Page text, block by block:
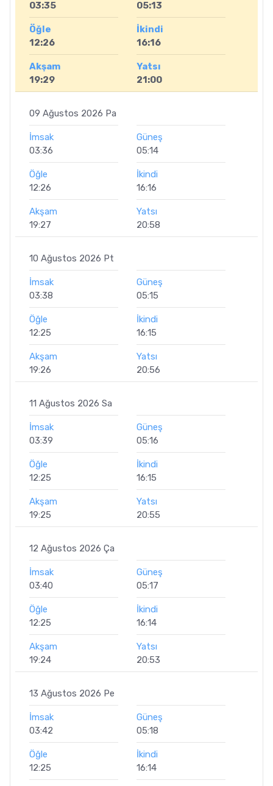
03:35
05:13
Öğle
12:26
İkindi
16:16
Akşam
19:29
Yatsı
21:00
09 Ağustos 2026 Pa
İmsak
03:36
Güneş
05:14
Öğle
12:26
İkindi
16:16
Akşam
19:27
Yatsı
20:58
10 Ağustos 2026 Pt
İmsak
03:38
Güneş
05:15
Öğle
12:25
İkindi
16:15
Akşam
19:26
Yatsı
20:56
11 Ağustos 2026 Sa
İmsak
03:39
Güneş
05:16
Öğle
12:25
İkindi
16:15
Akşam
19:25
Yatsı
20:55
12 Ağustos 2026 Ça
İmsak
03:40
Güneş
05:17
Öğle
12:25
İkindi
16:14
Akşam
19:24
Yatsı
20:53
13 Ağustos 2026 Pe
İmsak
03:42
Güneş
05:18
Öğle
12:25
İkindi
16:14